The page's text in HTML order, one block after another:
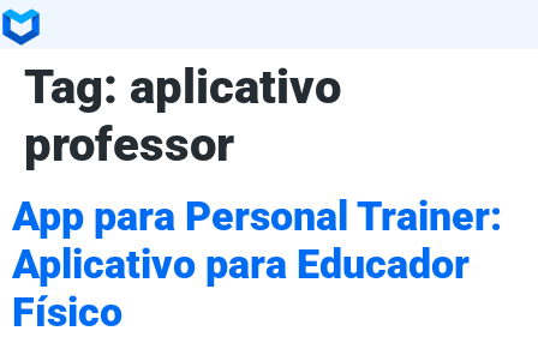
Tag: aplicativo
professor
App para Personal Trainer:
Aplicativo para Educador
Físico